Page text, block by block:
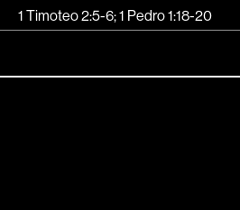
1 Timoteo 2:5-6; 1 Pedro 1:18-20